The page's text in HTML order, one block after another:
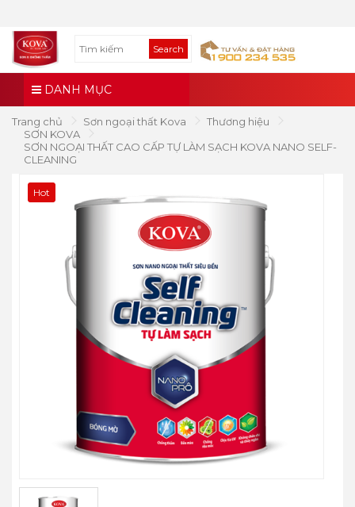
Search
DANH MỤC
Trang chủ Sơn ngoại thất Kova
Thương hiệu
SƠN KOVA
SƠN NGOẠI THẤT CAO CẤP TỰ LÀM SẠCH KOVA NANO SELF-
CLEANING
Hot